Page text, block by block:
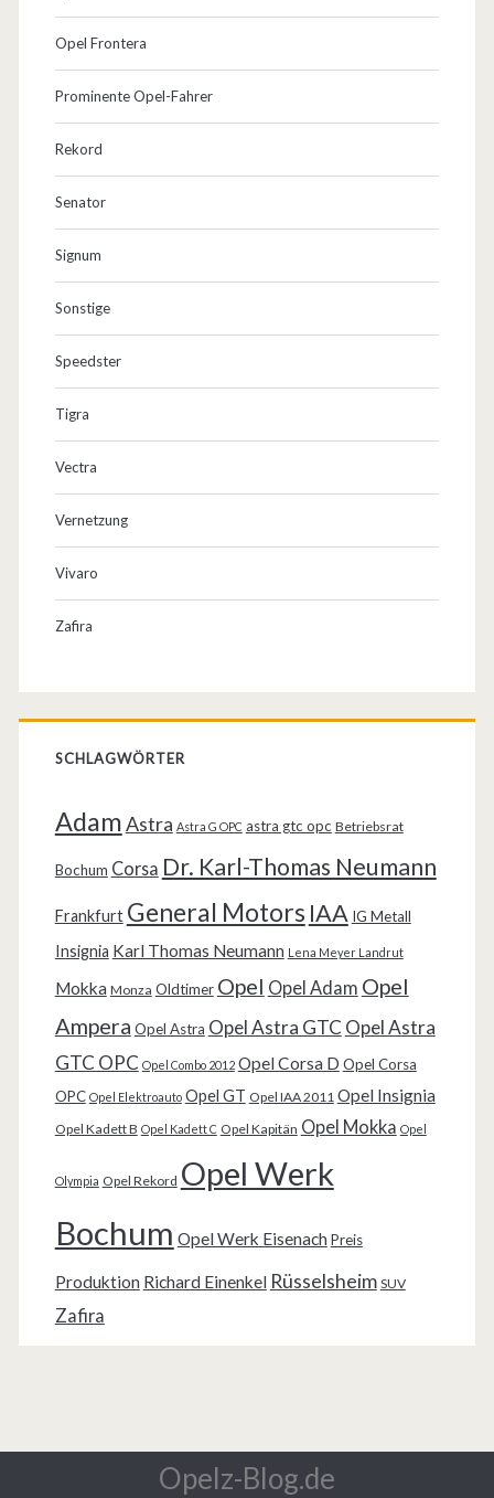
Opel Frontera
Prominente Opel-Fahrer
Rekord
Senator
Signum
Sonstige
Speedster
Tigra
Vectra
Vernetzung
Vivaro
Zafira
SCHLAGWÖRTER
AdamAstra Astra G OPC astra gtc opc Betriebsrat
Bochum Corsa Dr. Karl-Thomas Neumann
Frankfurt General Motors IAA IG Metall
Insignia Karl Thomas Neumann Lena Meyer Landrut
Mokka Monza Oldtimer Opel Opel Adam Opel
Ampera Opel Astra Opel Astra GTC Opel Astra
GTC OPC Opel Combo 2012 Opel Corsa D Opel Corsa
OPC Opel Elektroauto Opel GT Opel IAA 2011 Opel Insignia
Opel Kadett B Opel Kadett C Opel Kapitän Opel Mokka Opel
Olympia Opel Rekord Opel Werk
Bochum Opel Werk Eisenach Preis
Produktion Richard Einenkel Rüsselsheim SUV
Zafira
Opelz-Blog.de